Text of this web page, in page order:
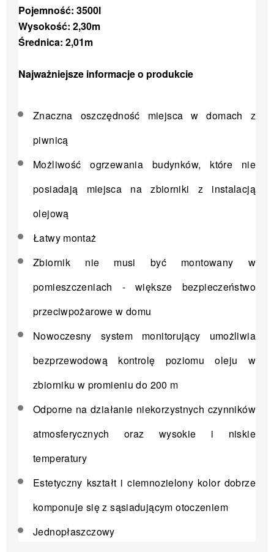
Pojemność: 3500l
Wysokość: 2,30m
Średnica: 2,01m
Najważniejsze informacje o produkcie
Znaczna oszczędność miejsca w domach z
piwnicą
Możliwość ogrzewania budynków, które nie
posiadają miejsca na zbiorniki z instalacją
olejową
Łatwy montaż
Zbiornik nie musi być montowany w
pomieszczeniach - większe bezpieczeństwo
przeciwpożarowe w domu
Nowoczesny system monitorujący umożliwia
bezprzewodową kontrolę poziomu oleju w
zbiorniku w promieniu do 200 m
Odporne na działanie niekorzystnych czynników
atmosferycznych oraz wysokie i niskie
temperatury
Estetyczny kształt i ciemnozielony kolor dobrze
komponuje się z sąsiadującym otoczeniem
Jednopłaszczowy